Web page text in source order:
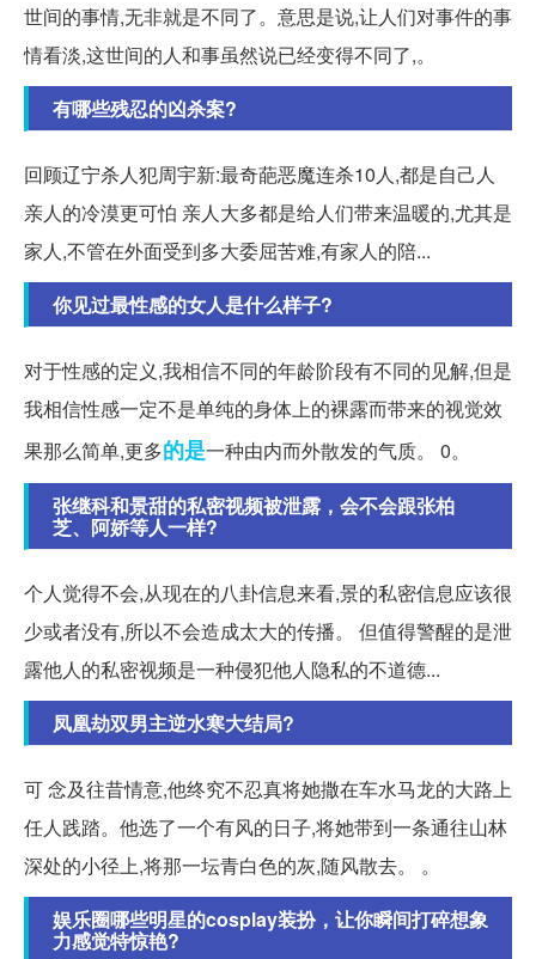
世间的事情,无非就是不同了。意思是说,让人们对事件的事
情看淡,这世间的人和事虽然说已经变得不同了,。
有哪些残忍的凶杀案?
回顾辽宁杀人犯周宇新:最奇葩恶魔连杀10人,都是自己人
亲人的冷漠更可怕 亲人大多都是给人们带来温暖的,尤其是
家人,不管在外面受到多大委屈苦难,有家人的陪...
你见过最性感的女人是什么样子?
对于性感的定义,我相信不同的年龄阶段有不同的见解,但是
我相信性感一定不是单纯的身体上的裸露而带来的视觉效
果那么简单,更多的是一种由内而外散发的气质。 0。
张继科和景甜的私密视频被泄露，会不会跟张柏
芝、阿娇等人一样?
个人觉得不会,从现在的八卦信息来看,景的私密信息应该很
少或者没有,所以不会造成太大的传播。 但值得警醒的是泄
露他人的私密视频是一种侵犯他人隐私的不道德...
凤凰劫双男主逆水寒大结局?
可 念及往昔情意,他终究不忍真将她撒在车水马龙的大路上
任人践踏。他选了一个有风的日子,将她带到一条通往山林
深处的小径上,将那一坛青白色的灰,随风散去。 。
娱乐圈哪些明星的cosplay装扮，让你瞬间打碎想象
力感觉特惊艳?